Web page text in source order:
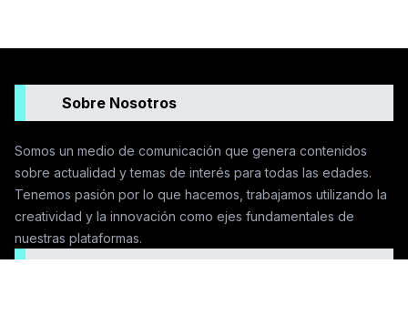
Sobre Nosotros
Somos un medio de comunicación que genera contenidos
sobre actualidad y temas de interés para todas las edades.
Tenemos pasión por lo que hacemos, trabajamos utilizando la
creatividad y la innovación como ejes fundamentales de
nuestras plataformas.